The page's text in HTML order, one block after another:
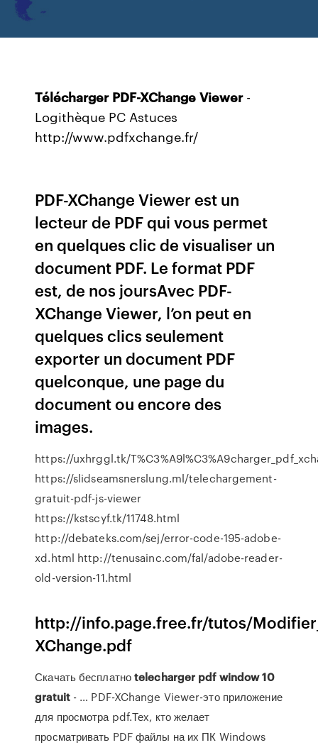
Télécharger PDF-XChange Viewer-
Logithèque PC Astuces
http://www.pdfxchange.fr/
PDF-XChange Viewer est un
lecteur de PDF qui vous permet
en quelques clic de visualiser un
document PDF. Le format PDF
est, de nos joursAvec PDF-
XChange Viewer, l’on peut en
quelques clics seulement
exporter un document PDF
quelconque, une page du
document ou encore des
images.
https://uxhrggl.tk/
https://slidseamsnerslung.ml/telechargement-
gratuit-pdf-js-viewer
https://kstscyf.tk/11748.html
http://debateks.com/sej/error-code-195-adobe-
xd.html http://tenusainc.com/fal/adobe-reader-
old-version-11.html
http://info.page.free.fr/tutos/
XChange.pdf
Скачать бесплатноtelecharger pdf window10
gratuit- … PDF-XChange Viewer-это приложение
для просмотра pdf.Тех, кто желает
просматривать PDF файлы на их ПК Windows